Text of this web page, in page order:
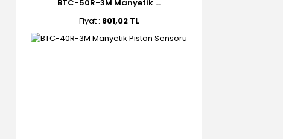
BTC-50R-3M Manyetik ...
Fiyat : 801,02 TL